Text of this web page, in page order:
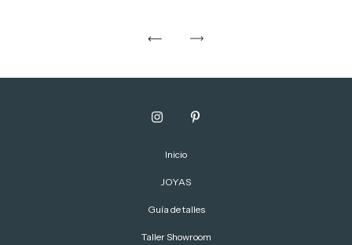
Inicio
JOYAS
Guía de talles
Taller Showroom